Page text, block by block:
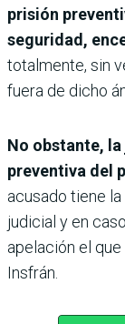
prisión
seguridad,
totalmente, sin
fuera de dicho
No obstante,
preventiva del
acusado tiene
judicial y en
apelación el
Insfrán.